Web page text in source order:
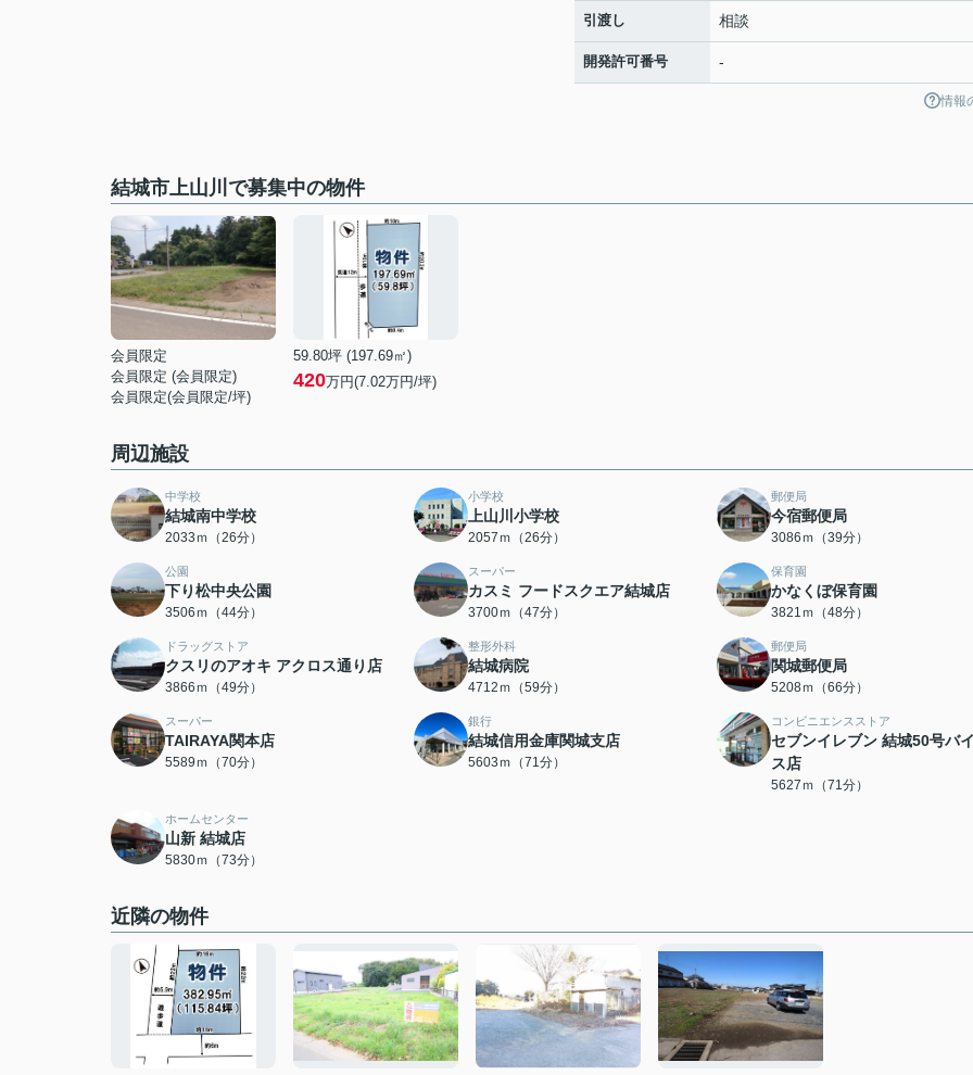
引渡し 相談
開発許可番号 -
情報
結城市上山川で募集中の物件
会員限定
会員限定 (会員限定)
会員限定(会員限定/坪)
59.80坪 (197.69㎡)
420万円(7.02万円/坪)
周辺施設
中学校
結城南中学校
2033ｍ（26分）
小学校
上山川小学校
2057ｍ（26分）
郵便局
今宿郵便局
3086ｍ（39分）
公園
下り松中央公園
3506ｍ（44分）
スーパー
カスミ フードスクエア結城店
3700ｍ（47分）
保育園
かなくぼ保育園
3821ｍ（48分）
ドラッグストア
クスリのアオキ アクロス通り店
3866ｍ（49分）
整形外科
結城病院
4712ｍ（59分）
郵便局
関城郵便局
5208ｍ（66分）
スーパー
TAIRAYA関本店
5589ｍ（70分）
銀行
結城信用金庫関城支店
5603ｍ（71分）
コンビニエンスストア
セブンイレブン 結城50号バ
ス店
5627ｍ（71分）
ホームセンター
山新 結城店
5830ｍ（73分）
近隣の物件